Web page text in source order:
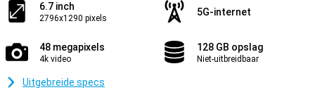
6.7 inch
2796x1290 pixels
5G-internet
48 megapixels
4k video
128 GB opslag
Niet-uitbreidbaar
Uitgebreide specs